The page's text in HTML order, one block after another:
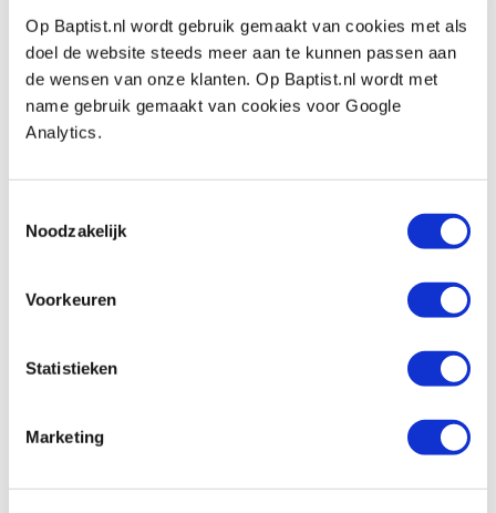
Op Baptist.nl wordt gebruik gemaakt van cookies met als
doel de website steeds meer aan te kunnen passen aan
de wensen van onze klanten. Op Baptist.nl wordt met
name gebruik gemaakt van cookies voor Google
Analytics.
Noodzakelijk
Voorkeuren
Statistieken
Marketing
Productnumber: 22295
€ 41,70 incl. VAT
€ 34,46 excl. VAT
In stock
Schuurbanden korrel 180, 6 stuks voor
Hegner TWS 230